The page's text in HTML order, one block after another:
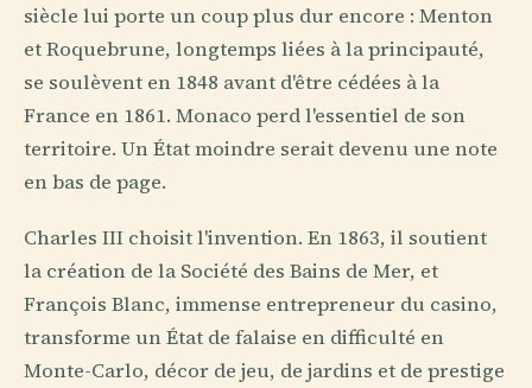
siècle lui porte un coup plus dur encore : Menton
et Roquebrune, longtemps liées à la principauté,
se soulèvent en 1848 avant d'être cédées à la
France en 1861. Monaco perd l'essentiel de son
territoire. Un État moindre serait devenu une note
en bas de page.
Charles III choisit l'invention. En 1863, il soutient
la création de la Société des Bains de Mer, et
François Blanc, immense entrepreneur du casino,
transforme un État de falaise en difficulté en
Monte-Carlo, décor de jeu, de jardins et de prestige